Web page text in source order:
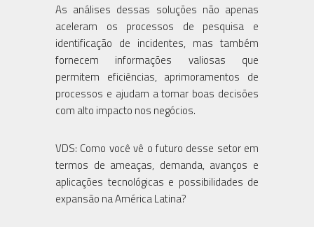
As análises dessas soluções não apenas
aceleram os processos de pesquisa e
identificação de incidentes, mas também
fornecem informações valiosas que
permitem eficiências, aprimoramentos de
processos e ajudam a tomar boas decisões
com alto impacto nos negócios.
VDS: Como você vê o futuro desse setor em
termos de ameaças, demanda, avanços e
aplicações tecnológicas e possibilidades de
expansão na América Latina?